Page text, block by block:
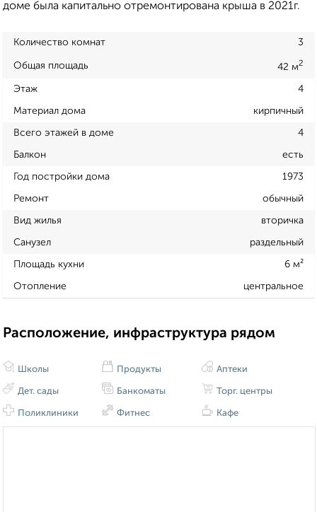
доме была капитально отремонтирована крыша в 2021г.
Количество комнат 3
Общая площадь 42 м2
Этаж 4
Материал дома кирпичный
Всего этажей в доме 4
Балкон есть
Год постройки дома 1973
Ремонт обычный
Вид жилья вторичка
Санузел раздельный
Площадь кухни 6 м²
Отопление центральное
Расположение, инфраструктура рядом
Школы
Дет. сады
Поликлиники
Продукты
Банкоматы
Фитнес
Аптеки
Торг. центры
Кафе